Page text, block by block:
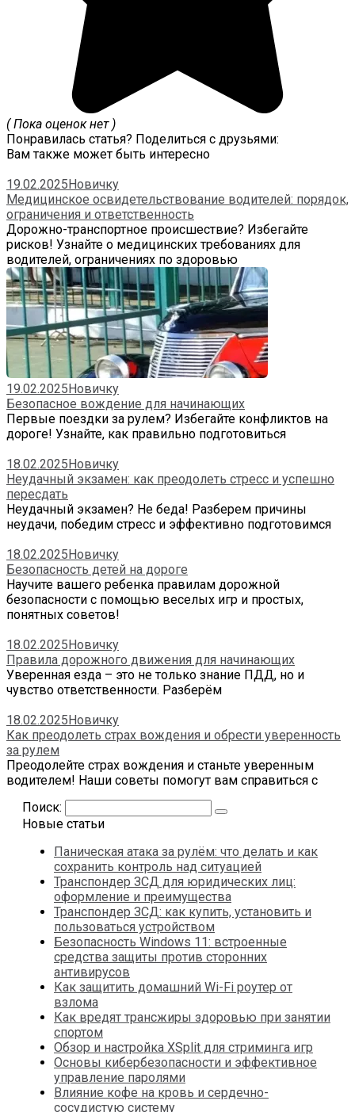
( Пока оценок нет )
Понравилась статья? Поделиться с друзьями:
Вам также может быть интересно
19.02.2025Новичку
Медицинское освидетельствование водителей: порядок,
ограничения и ответственность
Дорожно-транспортное происшествие? Избегайте
рисков! Узнайте о медицинских требованиях для
водителей, ограничениях по здоровью
19.02.2025Новичку
Безопасное вождение для начинающих
Первые поездки за рулем? Избегайте конфликтов на
дороге! Узнайте, как правильно подготовиться
18.02.2025Новичку
Неудачный экзамен: как преодолеть стресс и успешно
пересдать
Неудачный экзамен? Не беда! Разберем причины
неудачи, победим стресс и эффективно подготовимся
18.02.2025Новичку
Безопасность детей на дороге
Научите вашего ребенка правилам дорожной
безопасности с помощью веселых игр и простых,
понятных советов!
18.02.2025Новичку
Правила дорожного движения для начинающих
Уверенная езда – это не только знание ПДД, но и
чувство ответственности. Разберём
18.02.2025Новичку
Как преодолеть страх вождения и обрести уверенность
за рулем
Преодолейте страх вождения и станьте уверенным
водителем! Наши советы помогут вам справиться с
Поиск:
Новые статьи
Паническая атака за рулём: что делать и как
сохранить контроль над ситуацией
Транспондер ЗСД для юридических лиц:
оформление и преимущества
Транспондер ЗСД: как купить, установить и
пользоваться устройством
Безопасность Windows 11: встроенные
средства защиты против сторонних
антивирусов
Как защитить домашний Wi-Fi роутер от
взлома
Как вредят трансжиры здоровью при занятии
спортом
Обзор и настройка XSplit для стриминга игр
Основы кибербезопасности и эффективное
управление паролями
Влияние кофе на кровь и сердечно-
сосудистую систему